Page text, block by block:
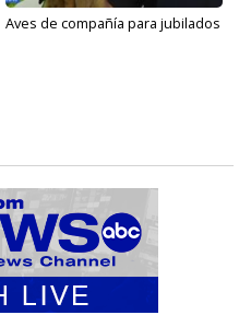
Aves de compañía para jubilados